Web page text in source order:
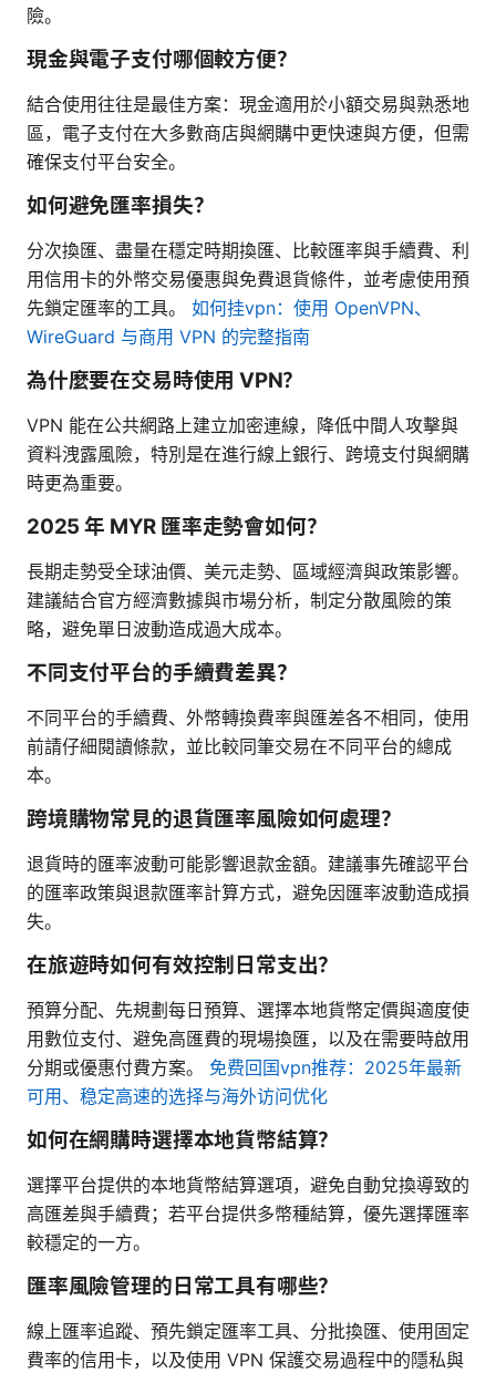
險。
現金與電子支付哪個較方便？
結合使用往往是最佳方案：現金適用於小額交易與熟悉地
區，電子支付在大多數商店與網購中更快速與方便，但需
確保支付平台安全。
如何避免匯率損失？
分次換匯、盡量在穩定時期換匯、比較匯率與手續費、利
用信用卡的外幣交易優惠與免費退貨條件，並考慮使用預
先鎖定匯率的工具。 如何挂vpn：使用 OpenVPN、
WireGuard 与商用 VPN 的完整指南
為什麼要在交易時使用 VPN？
VPN 能在公共網路上建立加密連線，降低中間人攻擊與
資料洩露風險，特別是在進行線上銀行、跨境支付與網購
時更為重要。
2025 年 MYR 匯率走勢會如何？
長期走勢受全球油價、美元走勢、區域經濟與政策影響。
建議結合官方經濟數據與市場分析，制定分散風險的策
略，避免單日波動造成過大成本。
不同支付平台的手續費差異？
不同平台的手續費、外幣轉換費率與匯差各不相同，使用
前請仔細閱讀條款，並比較同筆交易在不同平台的總成
本。
跨境購物常見的退貨匯率風險如何處理？
退貨時的匯率波動可能影響退款金額。建議事先確認平台
的匯率政策與退款匯率計算方式，避免因匯率波動造成損
失。
在旅遊時如何有效控制日常支出？
預算分配、先規劃每日預算、選擇本地貨幣定價與適度使
用數位支付、避免高匯費的現場換匯，以及在需要時啟用
分期或優惠付費方案。 免费回国vpn推荐：2025年最新
可用、稳定高速的选择与海外访问优化
如何在網購時選擇本地貨幣結算？
選擇平台提供的本地貨幣結算選項，避免自動兌換導致的
高匯差與手續費；若平台提供多幣種結算，優先選擇匯率
較穩定的一方。
匯率風險管理的日常工具有哪些？
線上匯率追蹤、預先鎖定匯率工具、分批換匯、使用固定
費率的信用卡，以及使用 VPN 保護交易過程中的隱私與